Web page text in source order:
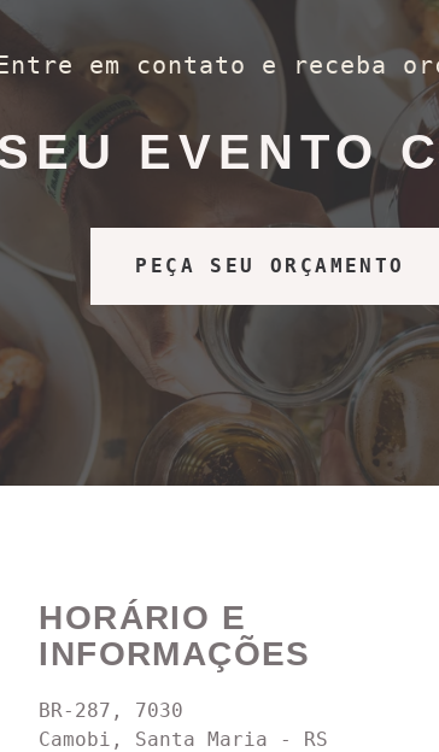
em contato e receba
EVENTO
PEÇA SEU ORÇAMENTO
HORÁRIO E
INFORMAÇÕES
BR-287, 7030
Camobi, Santa Maria - RS